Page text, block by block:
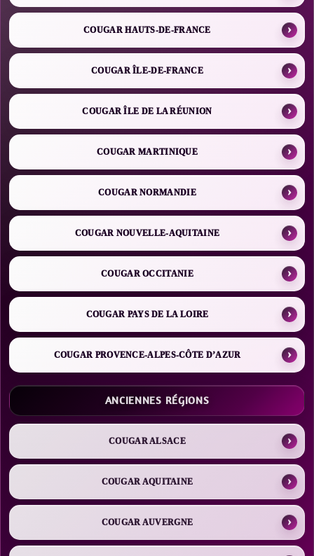
COUGAR HAUTS-DE-FRANCE
COUGAR ÎLE-DE-FRANCE
COUGAR ÎLE DE LA RÉUNION
COUGAR MARTINIQUE
COUGAR NORMANDIE
COUGAR NOUVELLE-AQUITAINE
COUGAR OCCITANIE
COUGAR PAYS DE LA LOIRE
COUGAR PROVENCE-ALPES-CÔTE D’AZUR
ANCIENNES RÉGIONS
COUGAR ALSACE
COUGAR AQUITAINE
COUGAR AUVERGNE